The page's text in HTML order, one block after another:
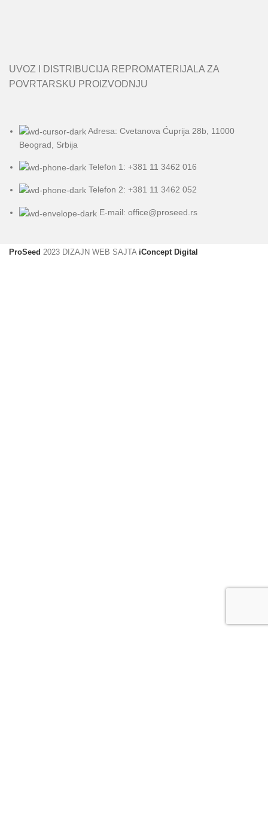
UVOZ I DISTRIBUCIJA REPROMATERIJALA ZA
POVRTARSKU PROIZVODNJU
Adresa: Cvetanova Ćuprija 28b, 11000
Beograd, Srbija
Telefon 1: +381 11 3462 016
Telefon 2: +381 11 3462 052
E-mail: office@proseed.rs
ProSeed 2023 DIZAJN WEB SAJTA iConcept Digital